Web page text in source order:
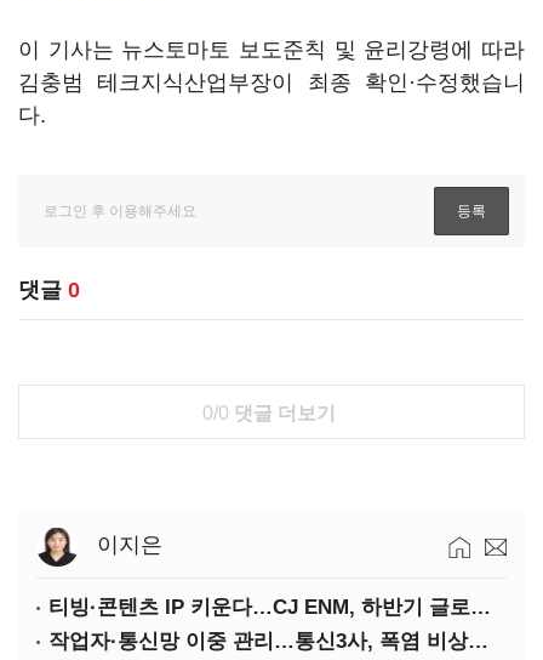
이 기사는 뉴스토마토 보도준칙 및 윤리강령에 따라
김충범 테크지식산업부장이 최종 확인·수정했습니
다.
댓글 0
0/0 댓글 더보기
이지은
티빙·콘텐츠 IP 키운다…CJ ENM, 하반기 글로벌 확장 가속
작업자·통신망 이중 관리…통신3사, 폭염 비상대응 돌입